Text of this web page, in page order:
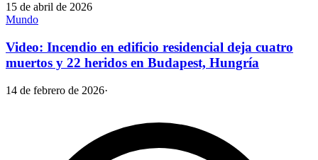
15 de abril de 2026
Mundo
Video: Incendio en edificio residencial deja cuatro
muertos y 22 heridos en Budapest, Hungría
14 de febrero de 2026·